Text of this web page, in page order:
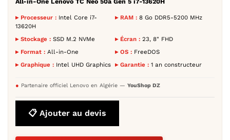
▸ Processeur : Intel Core i7-
13620H
▸ RAM : 8 Go DDR5-5200 MHz
▸ Stockage : SSD M.2 NVMe ▸ Écran : 23, 8" FHD
▸ Format : All-in-One ▸ OS : FreeDOS
▸ Graphique : Intel UHD Graphics ▸ Garantie : 1 an constructeur
● Partenaire officiel Lenovo en Algérie — YouShop DZ
📋 Ajouter au devis